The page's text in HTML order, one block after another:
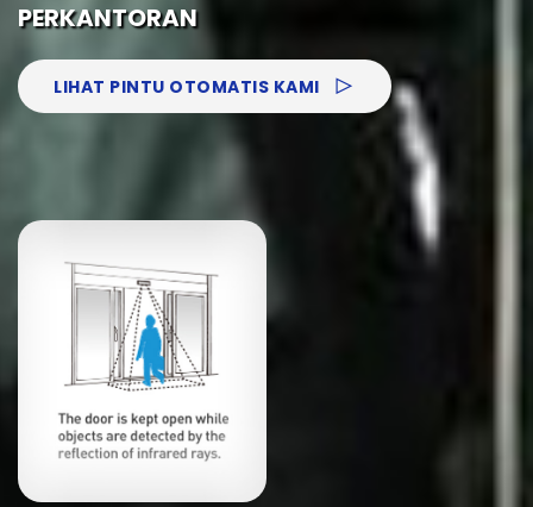
PERKANTORAN
LIHAT PINTU OTOMATIS KAMI